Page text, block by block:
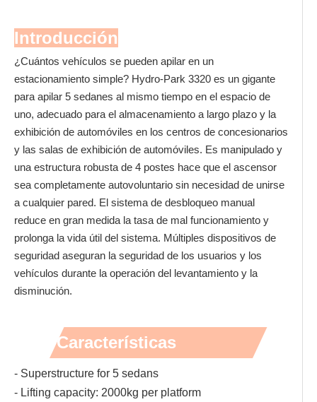
Introducción
¿Cuántos vehículos se pueden apilar en un
estacionamiento simple? Hydro-Park 3320 es un gigante
para apilar 5 sedanes al mismo tiempo en el espacio de
uno, adecuado para el almacenamiento a largo plazo y la
exhibición de automóviles en los centros de concesionarios
y las salas de exhibición de automóviles. Es manipulado y
una estructura robusta de 4 postes hace que el ascensor
sea completamente autovoluntario sin necesidad de unirse
a cualquier pared. El sistema de desbloqueo manual
reduce en gran medida la tasa de mal funcionamiento y
prolonga la vida útil del sistema. Múltiples dispositivos de
seguridad aseguran la seguridad de los usuarios y los
vehículos durante la operación del levantamiento y la
disminución.
Características
- Superstructure for 5 sedans
- Lifting capacity: 2000kg per platform